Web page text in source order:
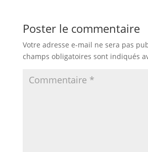
Poster le commentaire
Votre adresse e-mail ne sera pas
champs obligatoires sont indiqués